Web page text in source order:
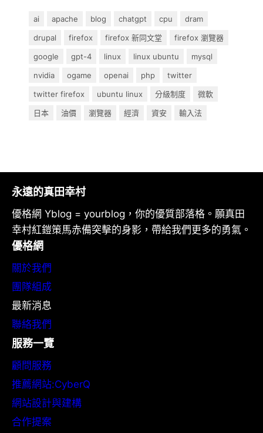
ai apache blog chatgpt cpu
dram
drupal
firefox firefox 新同文堂
firefox 瀏覽器
google
gpt-4 linux linux ubuntu
mysql
nvidia
ogame openai php
twitter
twitter firefox
ubuntu linux 分級制度
微軟
日本
油價 瀏覽器 經濟 資安 輸入法
永遠的真田幸村
優格網 Yblog = yourblog，你的優質部落格。願真田
幸村紅鎧策馬赤備突擊的身影，帶給我們更多的勇氣。
優格網
關於我們
團隊組成
最新消息
聯絡我們
服務一覽
顧問服務
推薦網站:CyberQ
網站設計與建構
合作提案